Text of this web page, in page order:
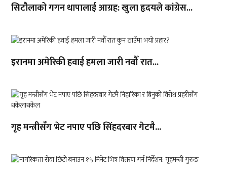
सिटौलाको गगन थापालाई आग्रह: खुला हृदयले कांग्रेस...
इरानमा अमेरिकी हवाई हमला जारी नवौँ रात...
गृह मन्त्रीसँग भेट नपाए पछि सिंहदरबार गेटमै...